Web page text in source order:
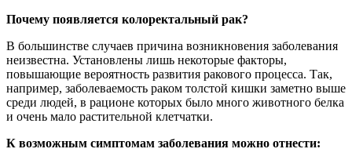
Почему появляется колоректальный рак?
В большинстве случаев причина возникновения заболевания
неизвестна. Установлены лишь некоторые факторы,
повышающие вероятность развития ракового процесса. Так,
например, заболеваемость раком толстой кишки заметно выше
среди людей, в рационе которых было много животного белка
и очень мало растительной клетчатки.
К возможным симптомам заболевания можно отнести: